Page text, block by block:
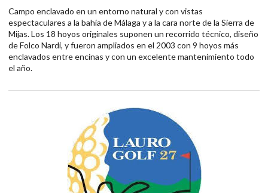
Campo enclavado en un entorno natural y con vistas
espectaculares a la bahía de Málaga y a la cara norte de la Sierra de
Mijas. Los 18 hoyos originales suponen un recorrido técnico, diseño
de Folco Nardi, y fueron ampliados en el 2003 con 9 hoyos más
enclavados entre encinas y con un excelente mantenimiento todo
el año.